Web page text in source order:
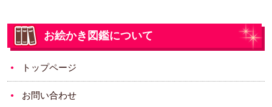
お絵かき図鑑について
トップページ
お問い合わせ